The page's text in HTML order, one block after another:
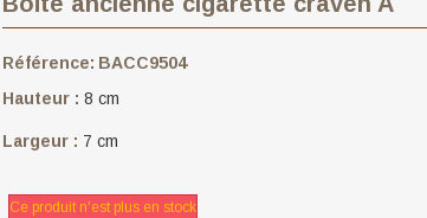
Référence: BACC9504
Hauteur : 8 cm
Largeur : 7 cm
Ce produit n'est plus en stock